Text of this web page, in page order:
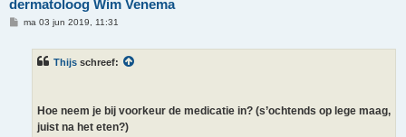
dermatoloog Wim Venema
Bma 03 jun 2019, 11:31
Thijs schreef:
Hoe neem je bij voorkeur de medicatie in? (s’ochtends op lege maag,
juist na het eten?)